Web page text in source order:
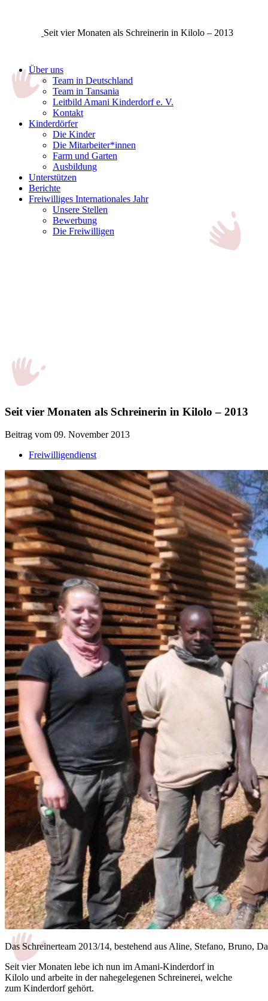
Seit vier Monaten als Schreinerin in Kilolo – 2013
Über uns
Team in Deutschland
Team in Tansania
Leitbild Amani Kinderdorf e. V.
Kontakt
Kinderdörfer
Die Kinder
Die Mitarbeiter*innen
Farm und Garten
Ausbildung
Unterstützen
Berichte
Freiwilliges Internationales Jahr
Unsere Stellen
Bewerbung
Die Freiwilligen
Seit vier Monaten als Schreinerin in Kilolo – 2013
Beitrag vom 09. November 2013
Freiwilligendienst
Das Schreinerteam 2013/14, bestehend aus Aline, Stefano, Bruno,
Seit vier Monaten lebe ich nun im Amani-Kinderdorf in
Kilolo und arbeite in der nahegelegenen Schreinerei, welche
zum Kinderdorf gehört.